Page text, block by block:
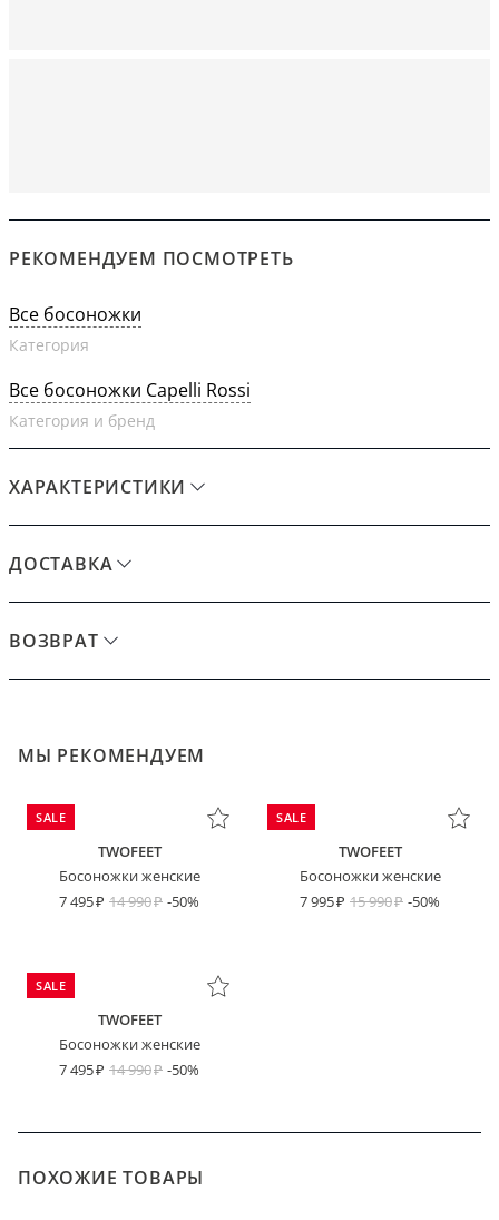
РЕКОМЕНДУЕМ ПОСМОТРЕТЬ
Все босоножки
Категория
Все босоножки Capelli Rossi
Категория и бренд
ХАРАКТЕРИСТИКИ
ДОСТАВКА
ВОЗВРАТ
МЫ РЕКОМЕНДУЕМ
SALE
TWOFEET
Босоножки женские
7 495
14 990 -50%
SALE
TWOFEET
Босоножки женские
7 995
15 990 -50%
SALE
TWOFEET
Босоножки женские
7 495
14 990 -50%
ПОХОЖИЕ ТОВАРЫ